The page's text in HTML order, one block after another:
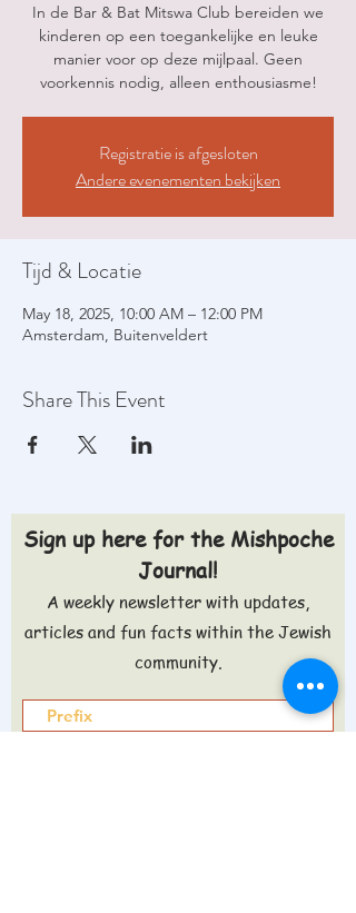
In de Bar & Bat Mitswa Club bereiden we
kinderen op een toegankelijke en leuke
manier voor op deze mijlpaal. Geen
voorkennis nodig, alleen enthousiasme!
Registratie is afgesloten
Andere evenementen bekijken
Tijd & Locatie
May 18, 2025, 10:00 AM – 12:00 PM
Amsterdam, Buitenveldert
Share This Event
Sign up here for the Mishpoche
Journal!
A weekly newsletter with updates,
articles and fun facts within the Jewish
community.